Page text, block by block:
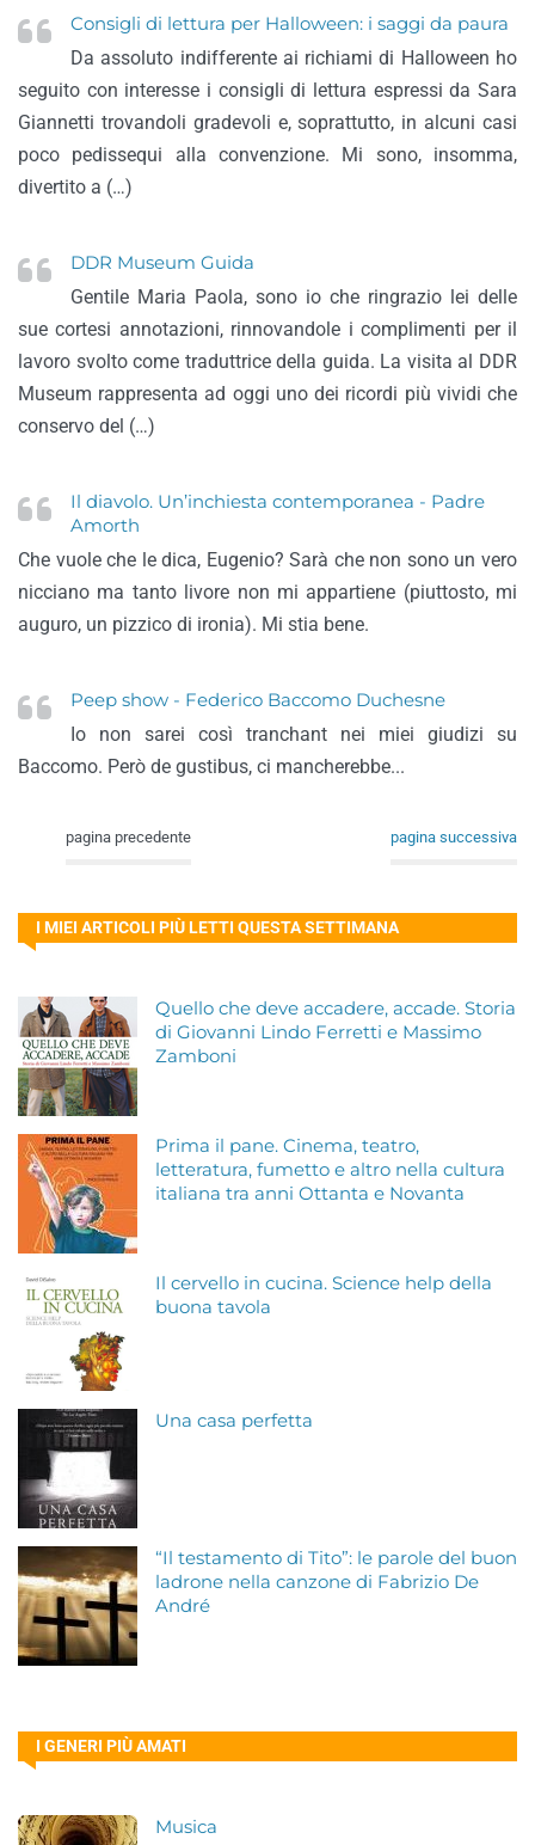
Consigli di lettura per Halloween: i saggi da paura
Da assoluto indifferente ai richiami di Halloween ho
seguito con interesse i consigli di lettura espressi da Sara
Giannetti trovandoli gradevoli e, soprattutto, in alcuni casi
poco pedissequi alla convenzione. Mi sono, insomma,
divertito a (…)
DDR Museum Guida
Gentile Maria Paola, sono io che ringrazio lei delle
sue cortesi annotazioni, rinnovandole i complimenti per il
lavoro svolto come traduttrice della guida. La visita al DDR
Museum rappresenta ad oggi uno dei ricordi più vividi che
conservo del (…)
Il diavolo. Un’inchiesta contemporanea - Padre
Amorth
Che vuole che le dica, Eugenio? Sarà che non sono un vero
nicciano ma tanto livore non mi appartiene (piuttosto, mi
auguro, un pizzico di ironia). Mi stia bene.
Peep show - Federico Baccomo Duchesne
Io non sarei così tranchant nei miei giudizi su
Baccomo. Però de gustibus, ci mancherebbe...
pagina precedente pagina successiva
I MIEI ARTICOLI PIÙ LETTI QUESTA SETTIMANA
Quello che deve accadere, accade. Storia
di Giovanni Lindo Ferretti e Massimo
Zamboni
Prima il pane. Cinema, teatro,
letteratura, fumetto e altro nella cultura
italiana tra anni Ottanta e Novanta
Il cervello in cucina. Science help della
buona tavola
Una casa perfetta
“Il testamento di Tito”: le parole del buon
ladrone nella canzone di Fabrizio De
André
I GENERI PIÙ AMATI
Musica